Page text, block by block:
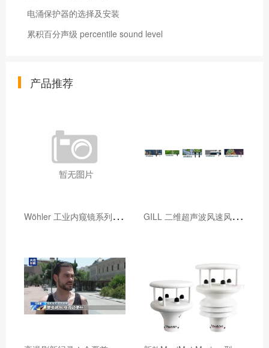
电涌保护器的选择及安装
累积百分声级 percentile sound level
产品推荐
W
öhler 工业内窥镜系列产品参数对比表 G
ILL 二维超声波风速风向仪对比（2023年1月新增WindUltra）